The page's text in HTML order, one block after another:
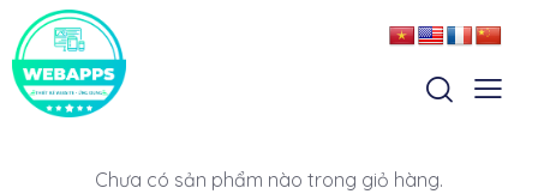
Chưa có sản phẩm nào trong giỏ hàng.